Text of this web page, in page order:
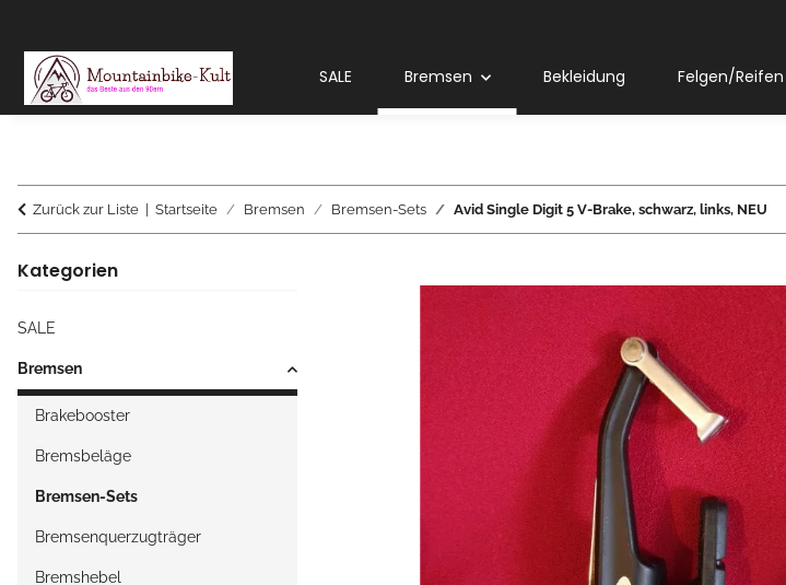
SALE Bremsen Bekleidung Felgen/Reifen
Zurück zur Liste Startseite Bremsen Bremsen-Sets Avid Single Digit 5 V-Brake, schwarz, links, NEU
Kategorien
SALE
Bremsen
Brakebooster
Bremsbeläge
Bremsen-Sets
Bremsenquerzugträger
Bremshebel